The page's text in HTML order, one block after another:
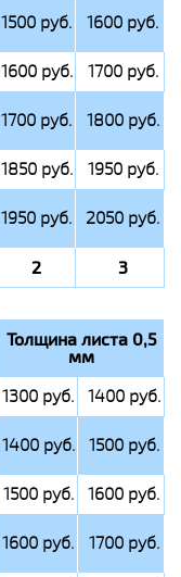
1500 руб. 1600 руб.
1600 руб.
1700 руб.
1700 руб. 1800 руб.
1850 руб.
1950 руб.
1950 руб. 2050 руб.
2 3
Толщина листа 0,5
мм
1300 руб.
1400 руб.
1400 руб. 1500 руб.
1500 руб.
1600 руб.
1600 руб. 1700 руб.